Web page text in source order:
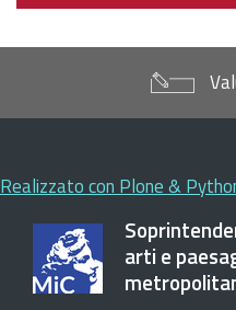
Realizzato con Plone &
arti e